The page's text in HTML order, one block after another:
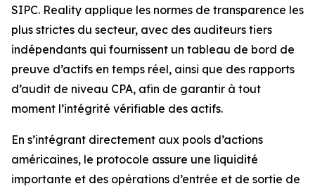
SIPC. Reality applique les normes de transparence les
plus strictes du secteur, avec des auditeurs tiers
indépendants qui fournissent un tableau de bord de
preuve d’actifs en temps réel, ainsi que des rapports
d’audit de niveau CPA, afin de garantir à tout
moment l’intégrité vérifiable des actifs.
En s’intégrant directement aux pools d’actions
américaines, le protocole assure une liquidité
importante et des opérations d’entrée et de sortie de